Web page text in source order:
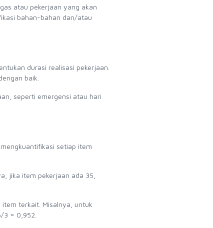
atau pekerjaan yang akan
bahan-bahan dan/atau
durasi realisasi pekerjaan.
baik.
seperti emergensi atau hari
setiap item
jika item pekerjaan ada 35,
terkait. Misalnya, untuk
3 = 0,952.